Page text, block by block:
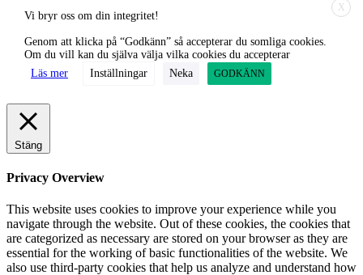
X
Vi bryr oss om din integritet!
Genom att klicka på “Godkänn” så accepterar du somliga cookies.
Om du vill kan du själva välja vilka cookies du accepterar
Läs mer
Inställningar Neka GODKÄNN
Stäng
Privacy Overview
This website uses cookies to improve your experience while you
navigate through the website. Out of these cookies, the cookies that
are categorized as necessary are stored on your browser as they are
essential for the working of basic functionalities of the website. We
also use third-party cookies that help us analyze and understand how